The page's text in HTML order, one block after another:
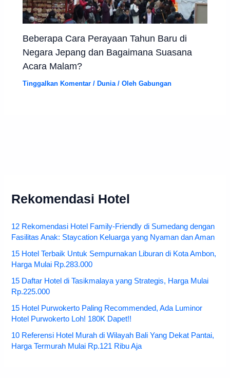
Beberapa Cara Perayaan Tahun Baru di
Negara Jepang dan Bagaimana Suasana
Acara Malam?
Tinggalkan Komentar /Dunia / OlehGabungan
Rekomendasi Hotel
12 Rekomendasi Hotel Family-Friendly di Sumedang dengan
Fasilitas Anak: Staycation Keluarga yang Nyaman dan Aman
15 Hotel Terbaik Untuk Sempurnakan Liburan di Kota Ambon,
Harga Mulai Rp.283.000
15 Daftar Hotel di Tasikmalaya yang Strategis, Harga Mulai
Rp.225.000
15 Hotel Purwokerto Paling Recommended, Ada Luminor
Hotel Purwokerto Loh! 180K Dapet!!
10 Referensi Hotel Murah di Wilayah Bali Yang Dekat Pantai,
Harga Termurah Mulai Rp.121 Ribu Aja